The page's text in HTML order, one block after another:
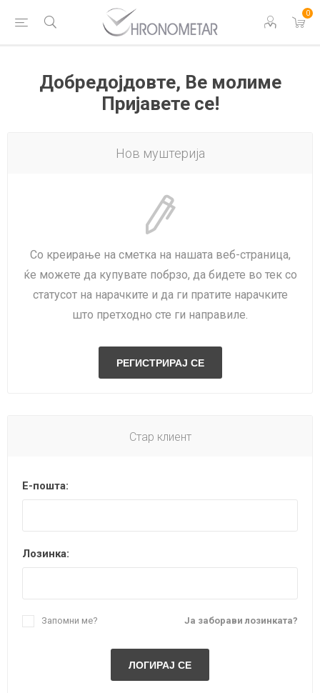
0
Добредојдовте, Ве молиме
Пријавете се!
Нов муштерија
Со креирање на сметка на нашата веб-страница,
ќе можете да купувате побрзо, да бидете во тек со
статусот на нарачките и да ги пратите нарачките
што претходно сте ги направиле.
Стар клиент
Е-пошта:
Лозинка:
Ја заборави лозинката?
Запомни ме?